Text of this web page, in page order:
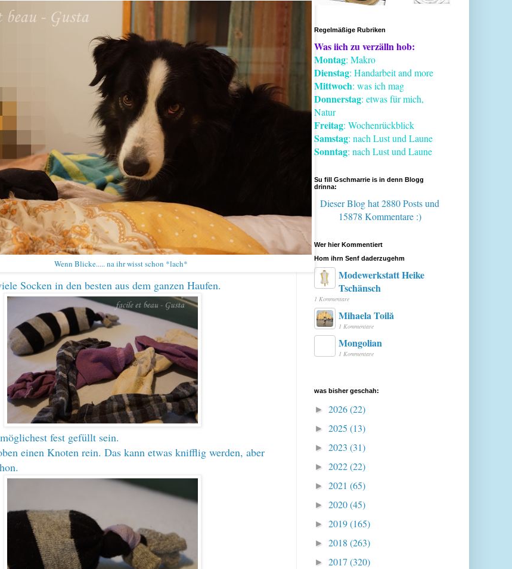
Wenn Blicke..... na ihr wisst schon *lach*
Socken in den besten aus dem ganzen Haufen.
fest gefüllt sein.
einen Knoten rein. Das kann etwas knifflig werden, aber
Regelmäßige Rubriken
Was iich zu verzälln hob:
Montag: Makro
Dienstag: Handarbeit and more
Mittwoch: was ich mag
Donnerstag: etwas für mich,
Natur
Freitag: Wochenrückblick
Samstag: nach Lust und Laune
Sonntag: nach Lust und Laune
Su fill Gschmarrie is in denn Blogg
drinna:
Dieser Blog hat 2880 Postsund
15878 Kommentare :)
Wer hier Kommentiert
Hom ihrn Senf daderzugehm
Modewerkstatt Heike
Tschänsch
1 Kommentare
Mihaela Toilă
1 Kommentare
Mongolian
1 Kommentare
was bisher geschah:
► 2026(22)
► 2025 (13)
► 2023 (31)
► 2022(22)
► 2021 (65)
► 2020(45)
► 2019(165)
► 2018 (263)
► 2017 (320)